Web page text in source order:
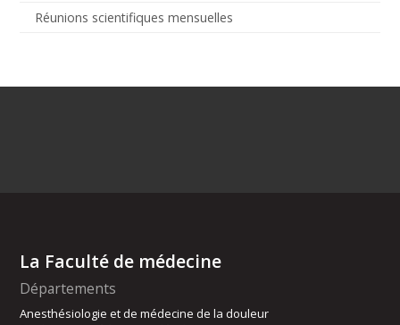
Réunions scientifiques mensuelles
La Faculté de médecine
Départements
Anesthésiologie et de médecine de la douleur